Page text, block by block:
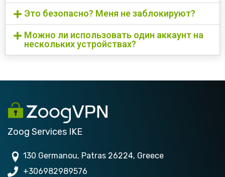
Это безопасно? Меня не заблокируют?
Можно ли использовать один аккаунт на
нескольких устройствах?
Zoog Services IKE
130 Germanou, Patras 26224, Greece
+306982989576